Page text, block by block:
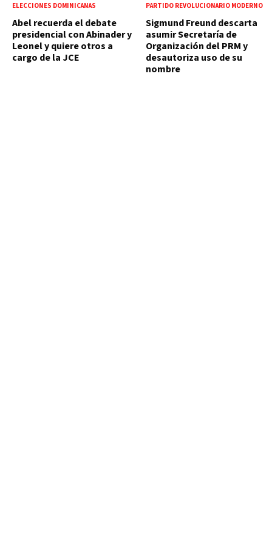
ELECCIONES DOMINICANAS
Abel recuerda el debate
presidencial con Abinader y
Leonel y quiere otros a
cargo de la JCE
PARTIDO REVOLUCIONARIO MODERNO
Sigmund Freund descarta
asumir Secretaría de
Organización del PRM y
desautoriza uso de su
nombre